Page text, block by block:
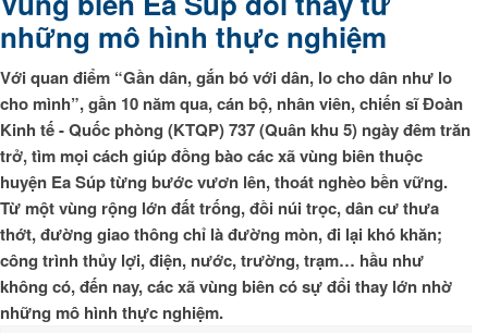
những mô hình thực nghiệm
Với quan điểm “Gần dân, gắn bó với dân, lo cho dân như lo
cho mình”, gần 10 năm qua, cán bộ, nhân viên, chiến sĩ Đoàn
Kinh tế - Quốc phòng (KTQP) 737 (Quân khu 5) ngày đêm trăn
trở, tìm mọi cách giúp đồng bào các xã vùng biên thuộc
huyện Ea Súp từng bước vươn lên, thoát nghèo bền vững.
Từ một vùng rộng lớn đất trống, đồi núi trọc, dân cư thưa
thớt, đường giao thông chỉ là đường mòn, đi lại khó khăn;
công trình thủy lợi, điện, nước, trường, trạm… hầu như
không có, đến nay, các xã vùng biên có sự đổi thay lớn nhờ
những mô hình thực nghiệm.